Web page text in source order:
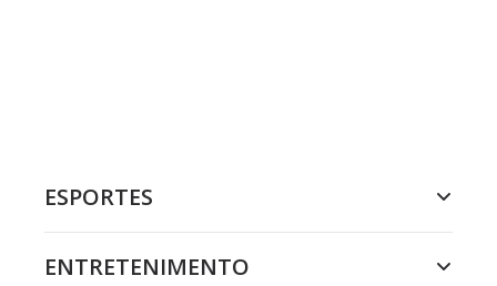
ESPORTES
ENTRETENIMENTO